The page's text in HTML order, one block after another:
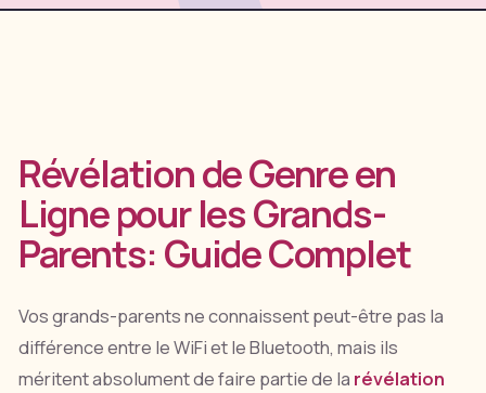
Révélation de Genre en
Ligne pour les Grands-
Parents: Guide Complet
Vos grands-parents ne connaissent peut-être pas la
différence entre le WiFi et le Bluetooth, mais ils
méritent absolument de faire partie de la révélation